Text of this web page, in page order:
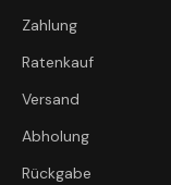
Zahlung
Ratenkauf
Versand
Abholung
Rückgabe